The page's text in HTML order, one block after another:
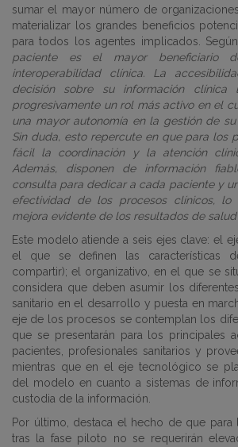
sumar el mayor número de
materializar los grandes beneficios
para todos los agentes implicados.
paciente es el mayor beneficiario
interoperabilidad clínica. La
decisión sobre su información clínica
progresivamente un rol más activo en el
una mayor autonomía en la gestión de su
Sin duda, esto repercute en que para los
fácil la coordinación y la atención
Además, disponen de información
consulta para dedicar a cada paciente y
efectividad de los procesos clínicos,
mejora evidente de los resultados de salud
Este modelo atiende a seis ejes clave: el
el que se definen las características
compartir); el organizativo, en el que se
considera que deben asumir los
sanitario en el desarrollo y puesta en
eje de los procesos se contemplan los
que se presentarán para los principales
pacientes, profesionales sanitarios y
mientras que en el eje tecnológico se
del modelo en cuanto a sistemas de
custodia de la información.
Por último, destaca el hecho de que para
tras la fase piloto no se requerirán